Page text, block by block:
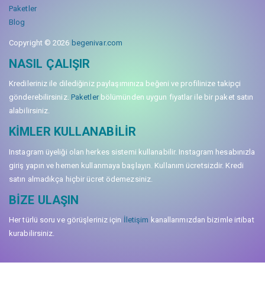
Paketler
Blog
Copyright © 2026 begenivar.com
NASIL ÇALIŞIR
Kredileriniz ile dilediğiniz paylaşımınıza beğeni ve profilinize takipçi
gönderebilirsiniz. Paketlerbölümünden uygun fiyatlar ile bir paket satın
alabilirsiniz.
KIMLER KULLANABILIR
Instagram üyeliği olan herkes sistemi kullanabilir. Instagram hesabınızla
giriş yapın ve hemen kullanmaya başlayın. Kullanım ücretsizdir. Kredi
satın almadıkça hiçbir ücret ödemezsiniz.
BIZE ULAŞIN
Her türlü soru ve görüşleriniz için İletişim kanallarımızdan bizimle irtibat
kurabilirsiniz.